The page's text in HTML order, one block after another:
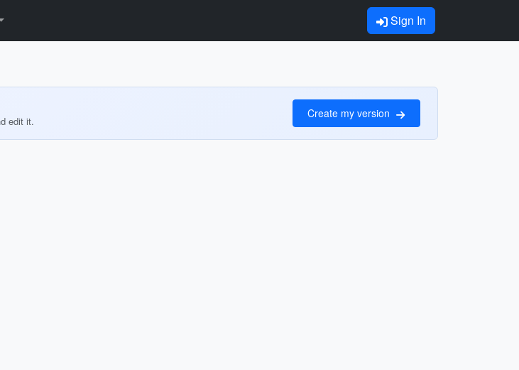
Sign In
edit it.
Create my version